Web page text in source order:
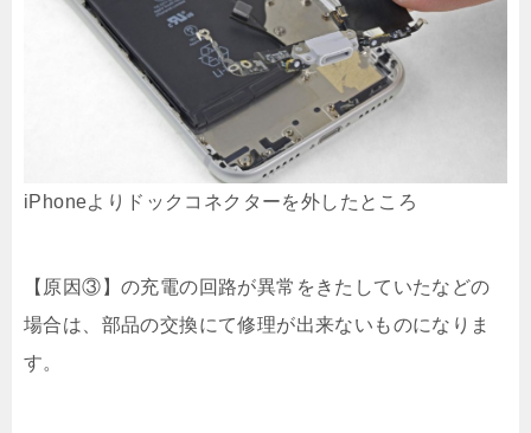
iPhoneよりドックコネクターを外したところ
【原因③】の充電の回路が異常をきたしていたなどの
場合は、部品の交換にて修理が出来ないものになりま
す。